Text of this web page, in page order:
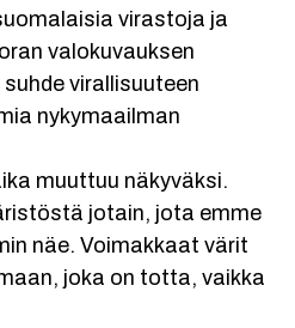
virastoja ja
valokuvauksen
virallisuuteen
nykymaailman
muuttuu näkyväksi.
jotain, jota emme
näe. Voimakkaat värit
joka on totta, vaikka